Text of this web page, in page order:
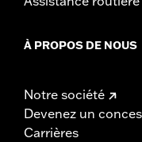
À PROPOS DE NOUS
Notre société
Devenez un
Carrières